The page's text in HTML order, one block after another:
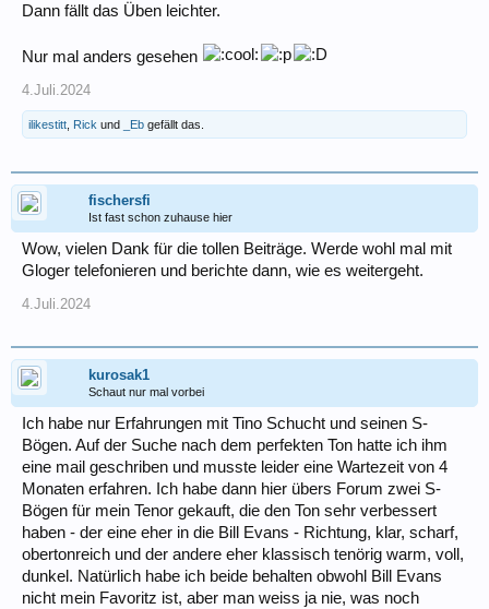
Dann fällt das Üben leichter.
Nur mal anders gesehen
4.Juli.2024
ilikestitt Rick und _Eb gefällt das.
fischersfi
Ist fast schon zuhause hier
Wow, vielen Dank für die tollen Beiträge. Werde wohl mal mit
Gloger telefonieren und berichte dann, wie es weitergeht.
4.Juli.2024
kurosak1
Schaut nur mal vorbei
Ich habe nur Erfahrungen mit Tino Schucht und seinen S-
Bögen. Auf der Suche nach dem perfekten Ton hatte ich ihm
eine mail geschriben und musste leider eine Wartezeit von 4
Monaten erfahren. Ich habe dann hier übers Forum zwei S-
Bögen für mein Tenor gekauft, die den Ton sehr verbessert
haben - der eine eher in die Bill Evans - Richtung, klar, scharf,
obertonreich und der andere eher klassisch tenörig warm, voll,
dunkel. Natürlich habe ich beide behalten obwohl Bill Evans
nicht mein Favoritz ist, aber man weiss ja nie, was noch